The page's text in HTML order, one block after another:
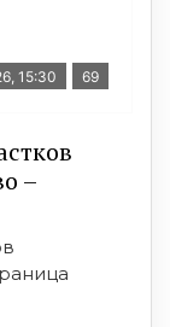
15:30 69
–